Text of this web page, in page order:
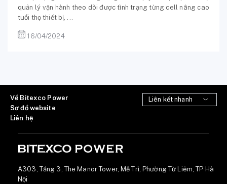
quản lý vận hành theo dõi được tình trạng từng cell nâng cao
tuổi thọ thiết bị, ...
16/04/2024
Về Bitexco Power
Sơ đồ website
Liên hệ
A303, Tầng 3, The Manor Tower, Mễ Trì, Phường Từ Liêm, TP Hà
Nội